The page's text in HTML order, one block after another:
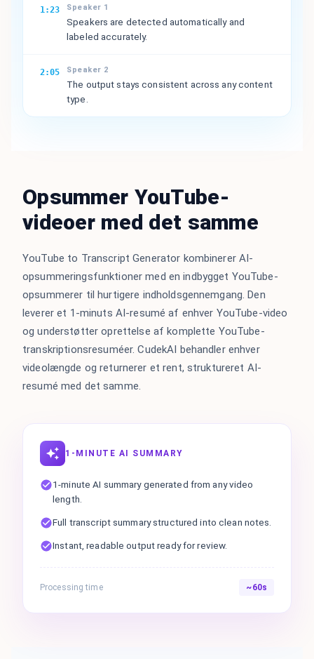
1:23 Speaker 1
Speakers are detected automatically and
labeled accurately.
2:05 Speaker 2
The output stays consistent across any content
type.
Opsummer YouTube-
videoer med det samme
YouTube to Transcript Generator kombinerer AI-
opsummeringsfunktioner med en indbygget YouTube-
opsummerer til hurtigere indholdsgennemgang. Den
leverer et 1-minuts AI-resumé af enhver YouTube-video
og understøtter oprettelse af komplette YouTube-
transkriptionsresuméer. CudekAI behandler enhver
videolængde og returnerer et rent, struktureret AI-
resumé med det samme.
1-MINUTE AI SUMMARY
1-minute AI summary generated from any video
length.
Full transcript summary structured into clean notes.
Instant, readable output ready for review.
Processing time ~60s